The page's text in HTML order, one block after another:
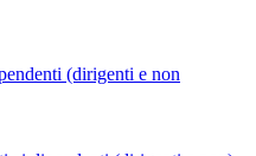
(dirigenti e non